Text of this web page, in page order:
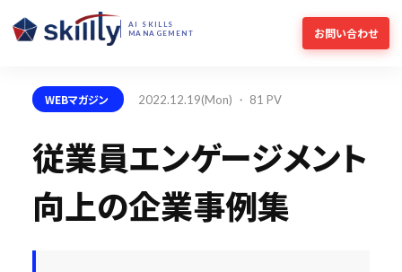
AI SKILLS
MANAGEMENT
お問い合わせ
WEBマガジン 2022.12.19(Mon) ・ 81 PV
従業員エンゲージメント
向上の企業事例集